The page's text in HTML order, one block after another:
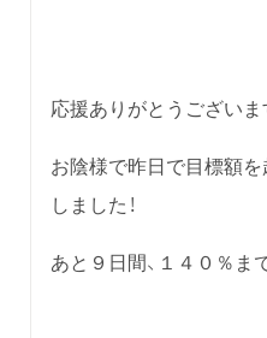
応援ありがとうございま
お陰様で昨日で目標額
しました！
あと９日間、１４０％ま